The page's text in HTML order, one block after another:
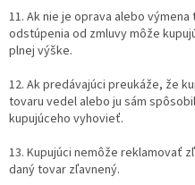
11. Ak nie je oprava alebo
odstúpenia od zmluvy môže
plnej výške.
12. Ak predávajúci preukáže, že
tovaru vedel alebo ju sám
kupujúceho vyhovieť.
13. Kupujúci nemôže reklamovať
daný tovar zľavnený.